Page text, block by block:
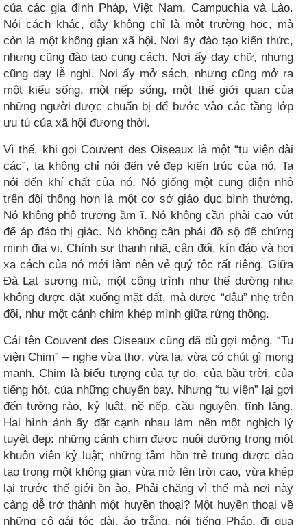
của các gia đình Pháp, Việt Nam, Campuchia và Lào.
Nói cách khác, đây không chỉ là một trường học, mà
còn là một không gian xã hội. Nơi ấy đào tạo kiến thức,
nhưng cũng đào tạo cung cách. Nơi ấy dạy chữ, nhưng
cũng dạy lễ nghi. Nơi ấy mở sách, nhưng cũng mở ra
một kiểu sống, một nếp sống, một thế giới quan của
những người được chuẩn bị để bước vào các tầng lớp
ưu tú của xã hội đương thời.
Vì thế, khi gọi Couvent des Oiseaux là một “tu viện đài
các”, ta không chỉ nói đến vẻ đẹp kiến trúc của nó. Ta
nói đến khí chất của nó. Nó giống một cung điện nhỏ
trên đồi thông hơn là một cơ sở giáo dục bình thường.
Nó không phô trương ầm ĩ. Nó không cần phải cao vút
để áp đảo thị giác. Nó không cần phải đồ sộ để chứng
minh địa vị. Chính sự thanh nhã, cân đối, kín đáo và hơi
xa cách của nó mới làm nên vẻ quý tộc rất riêng. Giữa
Đà Lạt sương mù, một công trình như thế dường như
không được đặt xuống mặt đất, mà được “đậu” nhẹ trên
đồi, như một cánh chim khép mình giữa rừng thông.
Cái tên Couvent des Oiseaux cũng đã đủ gợi mộng. “Tu
viện Chim” – nghe vừa thơ, vừa lạ, vừa có chút gì mong
manh. Chim là biểu tượng của tự do, của bầu trời, của
tiếng hót, của những chuyến bay. Nhưng “tu viện” lại gợi
đến tường rào, kỷ luật, nề nếp, cầu nguyện, tĩnh lặng.
Hai hình ảnh ấy đặt cạnh nhau làm nên một nghịch lý
tuyệt đẹp: những cánh chim được nuôi dưỡng trong một
khuôn viên kỷ luật; những tâm hồn trẻ trung được đào
tạo trong một không gian vừa mở lên trời cao, vừa khép
lại trước thế giới ồn ào. Phải chăng vì thế mà nơi này
càng dễ trở thành một huyền thoại? Một huyền thoại về
những cô gái tóc dài, áo trắng, nói tiếng Pháp, đi qua